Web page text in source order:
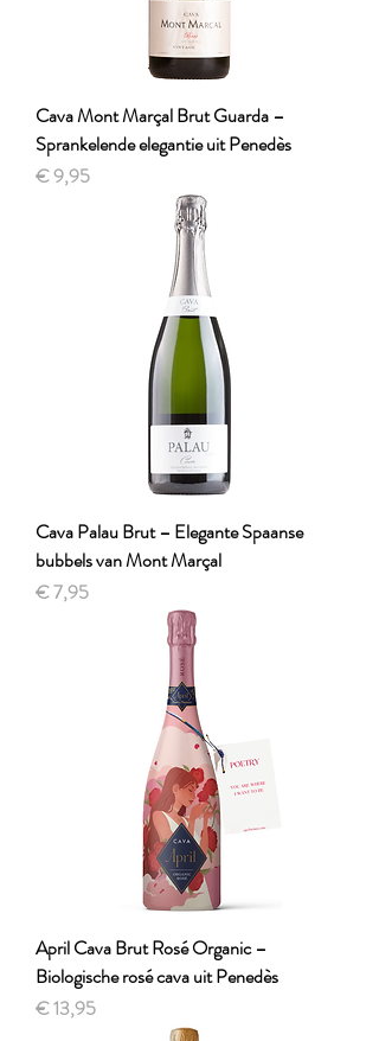
Cava Mont Marçal Brut Guarda –
Sprankelende elegantie uit Penedès
Prijs
€ 9,95
Cava Palau Brut – Elegante Spaanse
bubbels van Mont Marçal
Prijs
€ 7,95
April Cava Brut Rosé Organic –
Biologische rosé cava uit Penedès
Prijs
€ 13,95